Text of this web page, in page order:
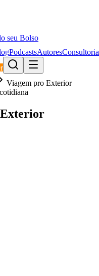
seu Bolso
PodcastsAutoresConsultoria
Viagem pro Exterior